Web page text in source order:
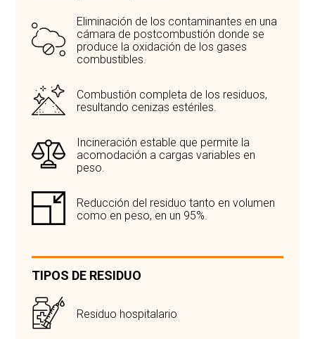
Eliminación de los contaminantes en una
cámara de postcombustión donde se
produce la oxidación de los gases
combustibles.
Combustión completa de los residuos,
resultando cenizas estériles.
Incineración estable que permite la
acomodación a cargas variables en
peso.
Reducción del residuo tanto en volumen
como en peso, en un 95%.
TIPOS DE RESIDUO
Residuo hospitalario